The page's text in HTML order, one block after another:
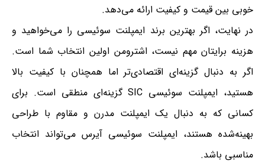
خوبی بین قیمت و کیفیت ارائه می‌دهد.
در نهایت، اگر بهترین برند ایمپلنت سوئیسی را می‌خواهید و
هزینه برایتان مهم نیست، اشترومن اولین انتخاب شما است.
اگر به دنبال گزینه‌ای اقتصادی‌تر اما همچنان با کیفیت بالا
هستید، ایمپلنت سوئیسی SIC گزینه‌ای منطقی است. برای
کسانی که به دنبال یک ایمپلنت مدرن و مقاوم با طراحی
بهینه‌شده هستند، ایمپلنت سوئیسی آیرس می‌تواند انتخاب
مناسبی باشد.